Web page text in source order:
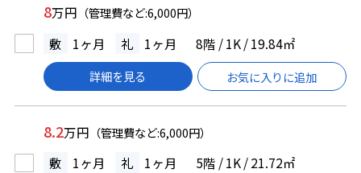
8万円 （管理費など:6,000円）
敷 1ヶ月 礼 1ヶ月 8階 / 1K / 19.84㎡
詳細を見る お気に入りに追加
8.2万円 （管理費など:6,000円）
敷 1ヶ月 礼 1ヶ月 5階 / 1K / 21.72㎡